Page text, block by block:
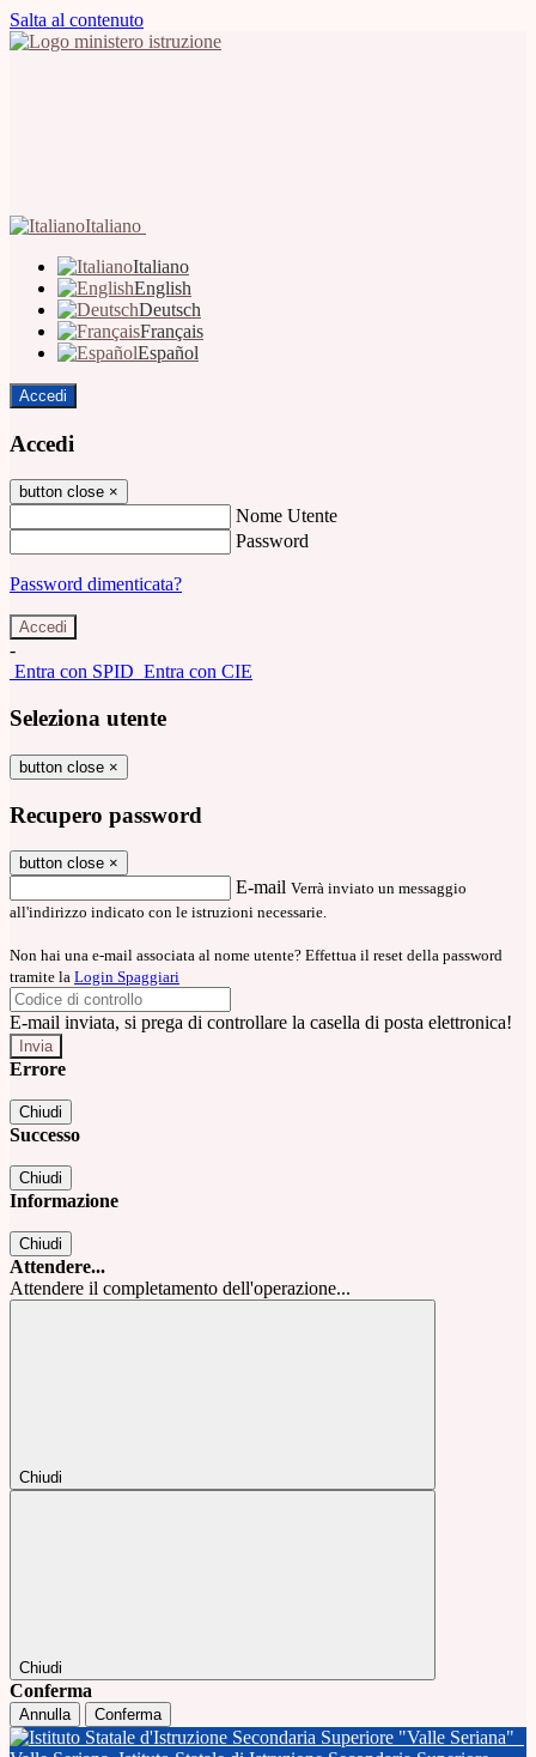
Salta al contenuto
Italiano
Italiano
English
Deutsch
Français
Español
Accedi
Accedi
button close ×
Nome Utente
Password
Password dimenticata?
-
Entra con SPID Entra con CIE
Seleziona utente
button close ×
Recupero password
button close ×
E-mail Verrà inviato un messaggio
all'indirizzo indicato con le istruzioni necessarie.
Non hai una e-mail associata al nome utente? Effettua il reset della password
tramite la Login Spaggiari
E-mail inviata, si prega di controllare la casella di posta elettronica!
Errore
Chiudi
Successo
Chiudi
Informazione
Chiudi
Attendere...
Attendere il completamento dell'operazione...
Chiudi
Chiudi
Conferma
Annulla Conferma